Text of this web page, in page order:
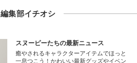
編集部イチオシ
スヌーピーたちの最新ニュース
癒やされるキャラクターアイテムでほっと
一息つこう！かわいい最新グッズやイベン